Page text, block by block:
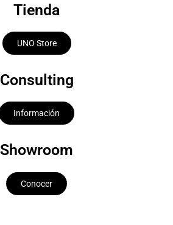
Tienda
UNO Store
Consulting
Información
Showroom
Conocer